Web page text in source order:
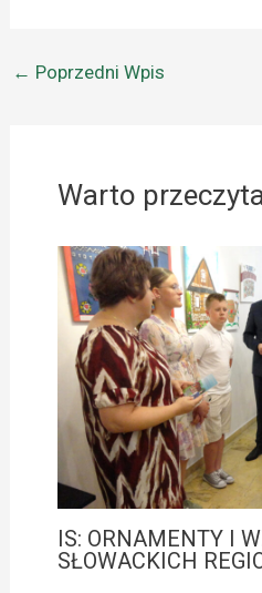
← Poprzedni Wpis
Warto
IS: ORNAMENTY I
SŁOWACKICH